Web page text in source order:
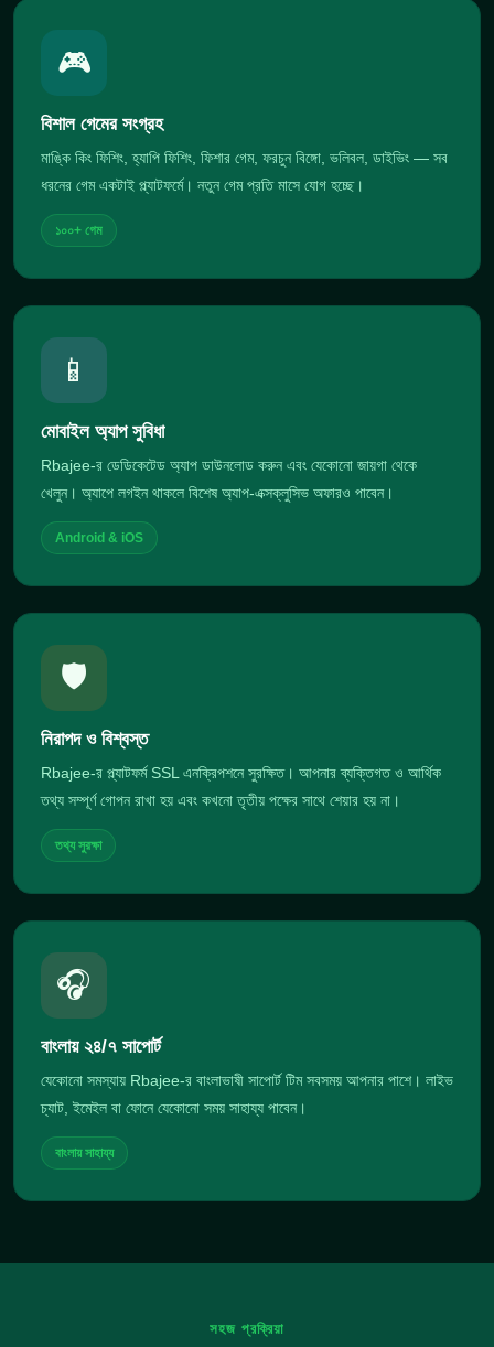
🎮
বিশাল গেমের সংগ্রহ
মাঙ্কি কিং ফিশিং, হ্যাপি ফিশিং, ফিশার গেম, ফরচুন বিঙ্গো, ভলিবল, ডাইভিং — সব
ধরনের গেম একটাই প্ল্যাটফর্মে। নতুন গেম প্রতি মাসে যোগ হচ্ছে।
১০০+ গেম
📱
মোবাইল অ্যাপ সুবিধা
Rbajee-র ডেডিকেটেড অ্যাপ ডাউনলোড করুন এবং যেকোনো জায়গা থেকে
খেলুন। অ্যাপে লগইন থাকলে বিশেষ অ্যাপ-এক্সক্লুসিভ অফারও পাবেন।
Android & iOS
🛡️
নিরাপদ ও বিশ্বস্ত
Rbajee-র প্ল্যাটফর্ম SSL এনক্রিপশনে সুরক্ষিত। আপনার ব্যক্তিগত ও আর্থিক
তথ্য সম্পূর্ণ গোপন রাখা হয় এবং কখনো তৃতীয় পক্ষের সাথে শেয়ার হয় না।
তথ্য সুরক্ষা
🎧
বাংলায় ২৪/৭ সাপোর্ট
যেকোনো সমস্যায় Rbajee-র বাংলাভাষী সাপোর্ট টিম সবসময় আপনার পাশে। লাইভ
চ্যাট, ইমেইল বা ফোনে যেকোনো সময় সাহায্য পাবেন।
বাংলায় সাহায্য
সহজ প্রক্রিয়া